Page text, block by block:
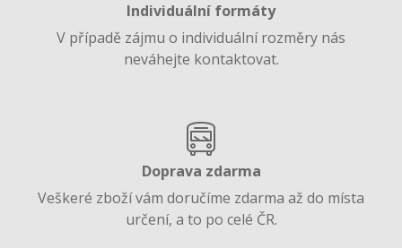
Individuální formáty
V případě zájmu o individuální rozměry nás
neváhejte kontaktovat.
Doprava zdarma
Veškeré zboží vám doručíme zdarma až do místa
určení, a to po celé ČR.